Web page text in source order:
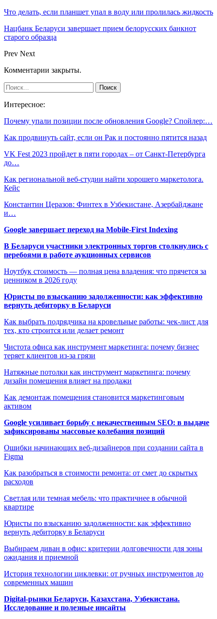
Что делать, если планшет упал в воду или пролилась жидкость
Нацбанк Беларуси завершает прием белорусских банкнот
старого образца
Prev Next
Комментарии закрыты.
Интересное:
Почему упали позиции после обновления Google? Спойлер:…
Как продвинуть сайт, если он Рак и постоянно пятится назад
VK Fest 2023 пройдет в пяти городах – от Санкт-Петербурга
до…
Как региональной веб-студии найти хорошего маркетолога.
Кейс
Константин Церазов: Финтех в Узбекистане, Азербайджане
и…
Google завершает переход на Mobile-First Indexing
В Беларуси участники электронных торгов столкнулись с
перебоями в работе аукционных сервисов
Ноутбук стоимость — полная цена владения: что прячется за
ценником в 2026 году
Юристы по взысканию задолженности: как эффективно
вернуть дебиторку в Беларуси
Как выбрать подрядчика на кровельные работы: чек-лист для
тех, кто строится или делает ремонт
Чистота офиса как инструмент маркетинга: почему бизнес
теряет клиентов из-за грязи
Натяжные потолки как инструмент маркетинга: почему
дизайн помещения влияет на продажи
Как демонтаж помещения становится маркетинговым
активом
Google усиливает борьбу с некачественным SEO: в выдаче
зафиксированы массовые колебания позиций
Ошибки начинающих веб-дизайнеров при создании сайта в
Figma
Как разобраться в стоимости ремонта: от смет до скрытых
расходов
Светлая или темная мебель: что практичнее в обычной
квартире
Юристы по взысканию задолженности: как эффективно
вернуть дебиторку в Беларуси
Выбираем диван в офис: критерии долговечности для зоны
ожидания и приемной
История технологии циклевки: от ручных инструментов до
современных машин
Digital-рынки Беларуси, Казахстана, Узбекистана.
Исследование и полезные инсайты